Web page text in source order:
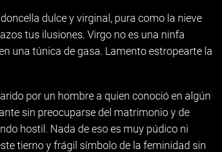
dulce y virginal, pura como la nieve
tus ilusiones. Virgo no es una ninfa
una túnica de gasa. Lamento estropearte la
por un hombre a quien conoció en algún
sin preocuparse del matrimonio y de
hostil. Nada de eso es muy púdico ni
tierno y frágil símbolo de la feminidad sin